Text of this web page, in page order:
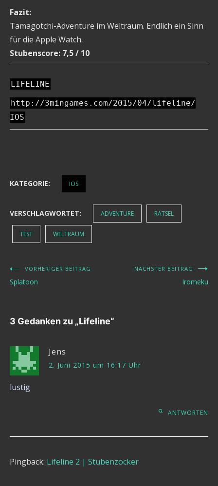
Fazit:
Tamagotchi-Adventure im Weltraum. Endlich ein Sinn
für die Apple Watch.
Stubenscore: 7,5 / 10
LIFELINE
http://3mingames.com/2015/04/lifeline/
IOS
KATEGORIE: IOS
VERSCHLAGWORTET: ADVENTURE RÄTSEL
TEST WELTRAUM
Beitragsnavigation
VORHERIGER BEITRAG
Splatoon
NÄCHSTER BEITRAG
Iromeku
3 Gedanken zu „Lifeline“
Jens
2. Juni 2015 um 16:17 Uhr
lustig
ANTWORTEN
Pingback: Lifeline 2 | Stubenzocker